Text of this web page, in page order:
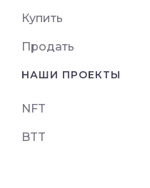
Купить
Продать
НАШИ ПРОЕКТЫ
NFT
BTT